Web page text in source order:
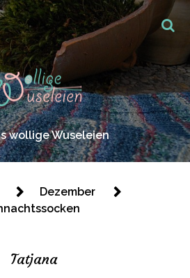
wollige Wuseleien
Dezember
Tatjana